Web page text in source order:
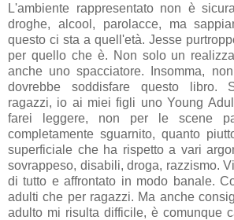
L'ambiente rappresentato non è
droghe, alcool, parolacce, ma
questo ci sta a quell'età. Jesse
per quello che è. Non solo un
anche uno spacciatore. Insomma,
dovrebbe soddisfare questo libro.
ragazzi, io ai miei figli uno Young
farei leggere, non per le scene
completamente sguarnito, quanto
superficiale che ha rispetto a vari
sovrappeso, disabili, droga, razzismo.
di tutto e affrontato in modo banale.
adulti che per ragazzi. Ma anche
adulto mi risulta difficile, è comunque